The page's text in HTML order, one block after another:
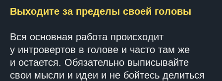
Выходите за пределы своей головы
Вся основная работа происходит
у интровертов в голове и часто там же
и остается. Обязательно выписывайте
свои мысли и идеи и не бойтесь делиться